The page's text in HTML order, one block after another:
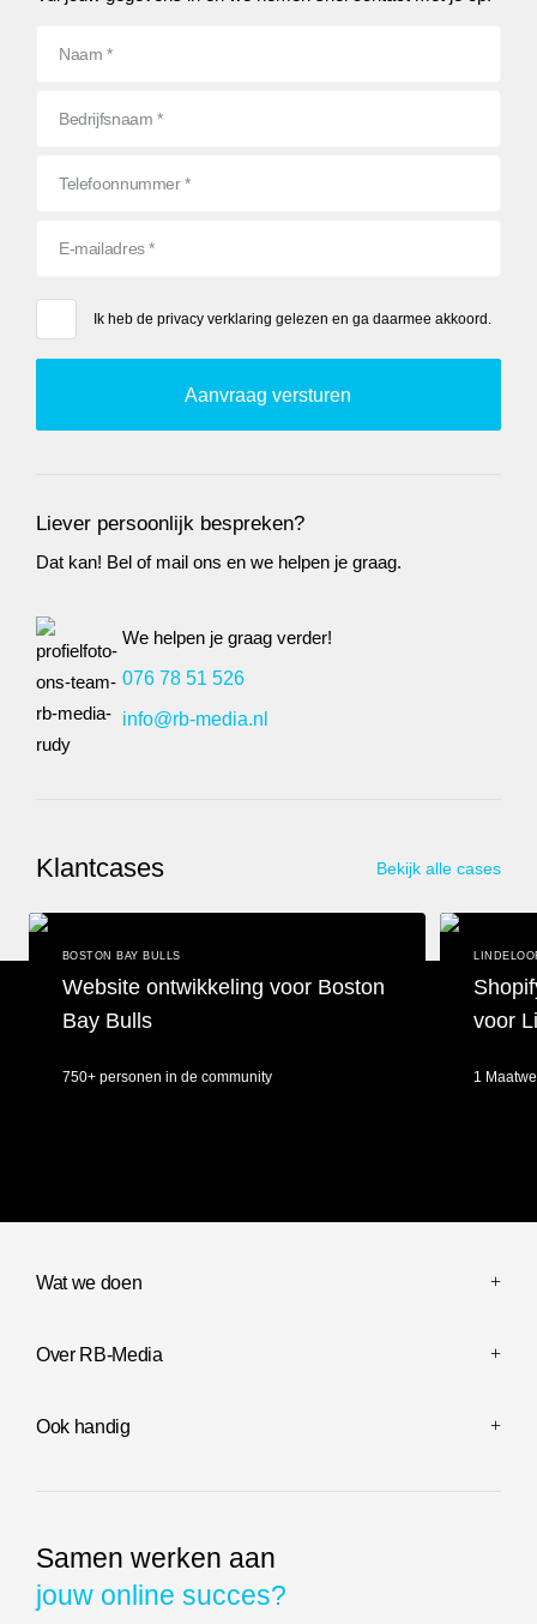
Ik heb de privacy verklaring gelezen en ga daarmee akkoord.
Liever persoonlijk bespreken?
Dat kan! Bel of mail ons en we helpen je graag.
We helpen je graag verder!
076 78 51 526
info@rb-media.nl
Klantcases Bekijk alle cases
BOSTON BAY BULLS
Website ontwikkeling voor Boston
Bay Bulls
750+ personen in de community
voor
1
Samen werken aan
jouw online succes?
Wat we doen
Over RB-Media
Ook handig